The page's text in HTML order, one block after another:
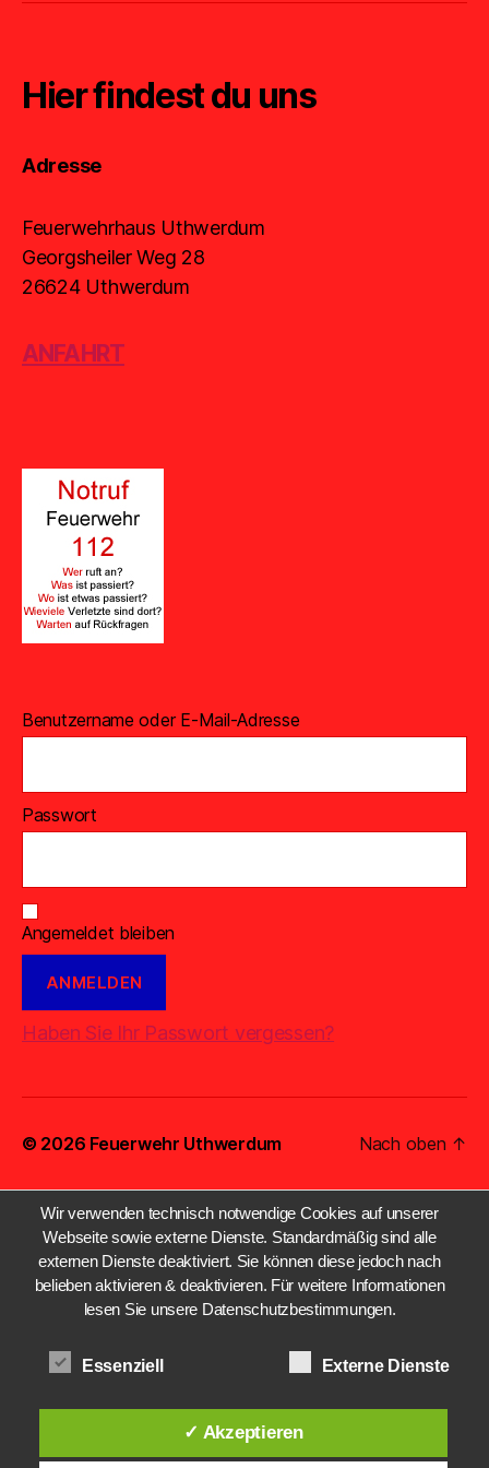
Hier findest du uns
Adresse
Feuerwehrhaus Uthwerdum
Georgsheiler Weg 28
26624 Uthwerdum
ANFAHRT
Benutzername oder E-Mail-Adresse
Passwort
Angemeldet bleiben
Haben Sie Ihr Passwort vergessen?
© 2026 Feuerwehr Uthwerdum Nach oben ↑
Wir verwenden technisch notwendige Cookies auf unserer
Webseite sowie externe Dienste. Standardmäßig sind alle
externen Dienste deaktiviert. Sie können diese jedoch nach
belieben aktivieren & deaktivieren. Für weitere Informationen
lesen Sie unsere Datenschutzbestimmungen.
Essenziell Externe Dienste
✓ Akzeptieren